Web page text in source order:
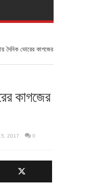
দৈনিক ভোরের কাগজের
কাগজের
2017
0